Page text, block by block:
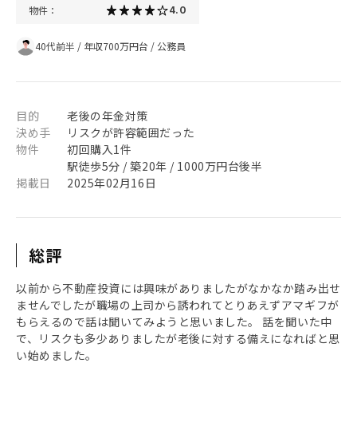
物件： 4.0
40代前半 / 年収700万円台 /公務員
目的
老後の年金対策
決め手
リスクが許容範囲だった
物件
初回購入1件
駅徒歩5分 / 築20年 / 1000万円台後半
掲載日
2025年02月16日
総評
以前から不動産投資には興味がありましたがなかなか踏み出せ
ませんでしたが職場の上司から誘われてとりあえずアマギフが
もらえるので話は聞いてみようと思いました。 話を聞いた中
で、リスクも多少ありましたが老後に対する備えになればと思
い始めました。